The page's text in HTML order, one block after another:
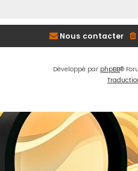
Nous contacter
Développé par phpBB®